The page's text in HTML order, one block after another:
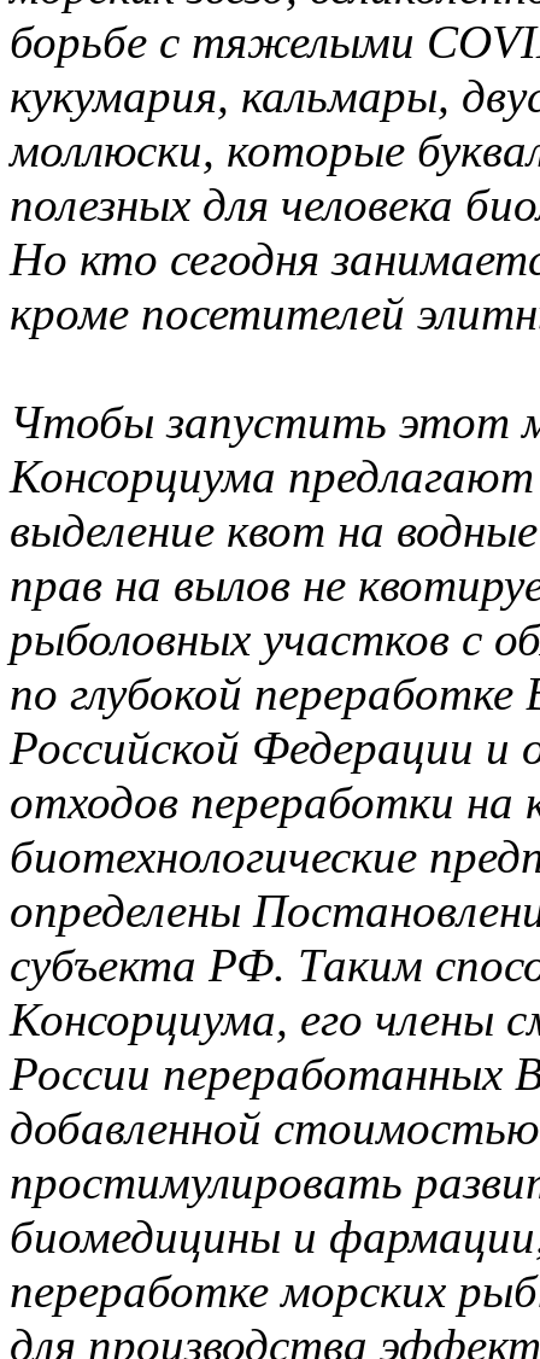
борьбе с тяжелыми
кукумария, кальмары,
моллюски, которые
полезных для человека
Но кто сегодня
кроме посетителей
Чтобы запустить этот
Консорциума
выделение квот на
прав на вылов не
рыболовных участков с
по глубокой
Российской Федерации и
отходов переработки на
биотехнологические
определены
субъекта РФ. Таким
Консорциума, его члены
России переработанных
добавленной
простимулировать
биомедицины и
переработке морских
для производства